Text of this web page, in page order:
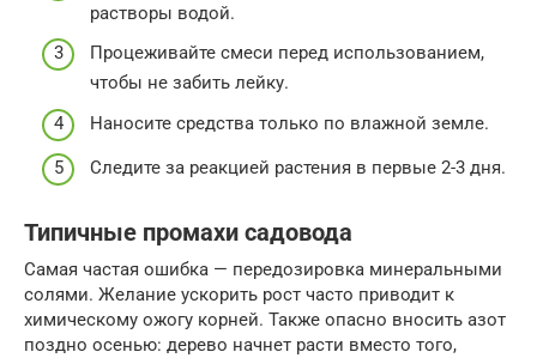
растворы водой.
Процеживайте смеси перед использованием,
чтобы не забить лейку.
Наносите средства только по влажной земле.
Следите за реакцией растения в первые 2-3 дня.
Типичные промахи садовода
Самая частая ошибка — передозировка минеральными
солями. Желание ускорить рост часто приводит к
химическому ожогу корней. Также опасно вносить азот
поздно осенью: дерево начнет расти вместо того,